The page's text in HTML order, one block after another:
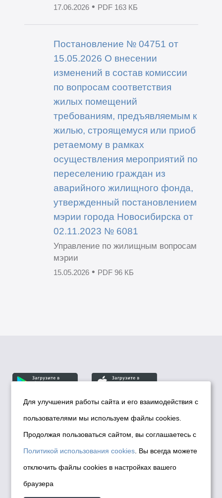
17.06.2026• PDF 163 КБ
Постановление № 04751 от
15.05.2026 О внесении
изменений в состав комиссии
по вопросам соответствия
жилых помещений
требованиям, предъявляемым к
жилью, строящемуся или приоб
ретаемому в рамках
осуществления мероприятий по
переселению граждан из
аварийного жилищного фонда,
утвержденный постановлением
мэрии города Новосибирска от
02.11.2023 № 6081
Управление по жилищным вопросам
мэрии
15.05.2026• PDF 96 КБ
© Департамент информационной политики мэрии
города Новосибирска, 2026
Политика использования Cookies
Политика по обработке персональных
данных в информационных системах
мэрии города Новосибирска
Для улучшения работы сайта и его взаимодействия с
пользователями мы используем файлы cookies.
Продолжая пользоваться сайтом, вы соглашаетесь с
Политикой использования cookies . Вы всегда можете
отключить файлы cookies в настройках вашего
браузера